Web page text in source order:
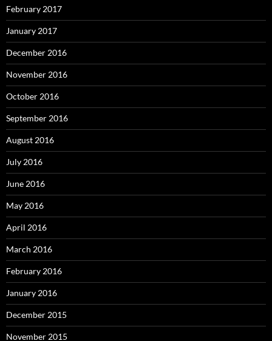
February 2017
January 2017
December 2016
November 2016
October 2016
September 2016
August 2016
July 2016
June 2016
May 2016
April 2016
March 2016
February 2016
January 2016
December 2015
November 2015